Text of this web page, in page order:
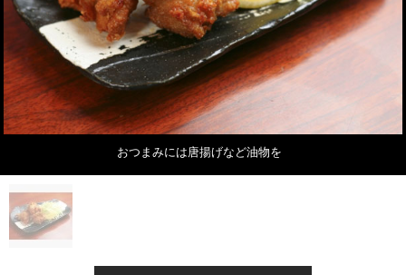
おつまみには唐揚げなど油物を